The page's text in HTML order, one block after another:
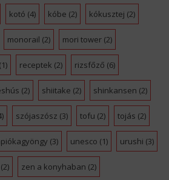
kotó (4) kóbe (2) kókusztej (2)
monorail (2) mori tower(2)
(1) receptek (2) rizsfőző (6)
(2) shiitake (2) shinkansen (2)
szójaszósz (3) tofu (2) tojás (2)
(3) unesco (1) urushi (3)
(2) zen a konyhaban (2)